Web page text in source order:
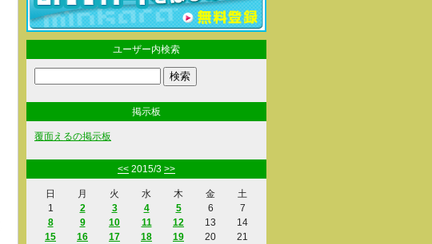
ユーザー内検索
掲示板
覆面えるの掲示板
<< 2015/3 >>
日 月 火 水 木 金
土
1
2 3 4 5 6
7
8
9 10 11 12 13
14
15
16 17 18 19 20
21